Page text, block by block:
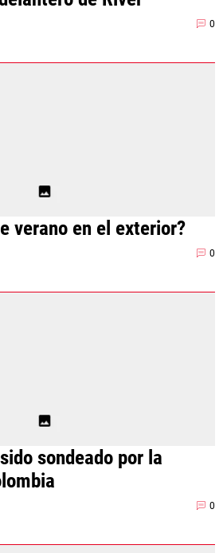
0
verano en el exterior?
0
sondeado por la
0